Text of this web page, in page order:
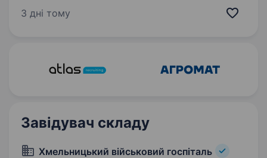
студентів) у місті Хмельницький Основні
3 дні тому
Завідувач складу
Хмельницький військовий госпіталь